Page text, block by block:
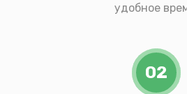
удобное
02